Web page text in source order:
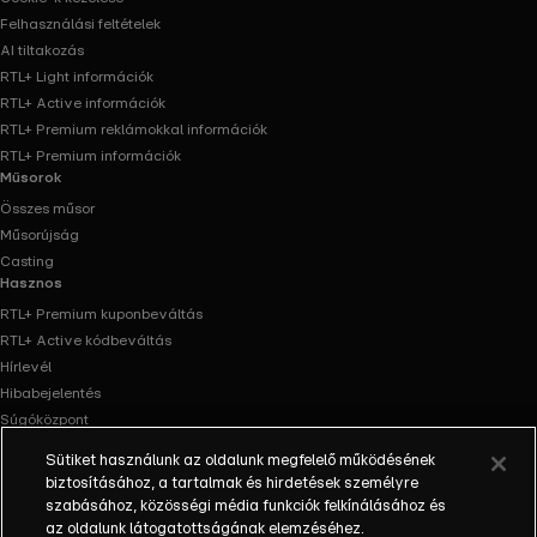
Felhasználási feltételek
AI tiltakozás
RTL+ Light információk
RTL+ Active információk
RTL+ Premium reklámokkal információk
RTL+ Premium információk
Műsorok
Összes műsor
Műsorújság
Casting
Hasznos
RTL+ Premium kuponbeváltás
RTL+ Active kódbeváltás
Hírlevél
Hibabejelentés
Súgóközpont
FacebookInstagram
Sütiket használunk az oldalunk megfelelő működésének
biztosításához, a tartalmak és hirdetések személyre
szabásához, közösségi média funkciók felkínálásához és
az oldalunk látogatottságának elemzéséhez.